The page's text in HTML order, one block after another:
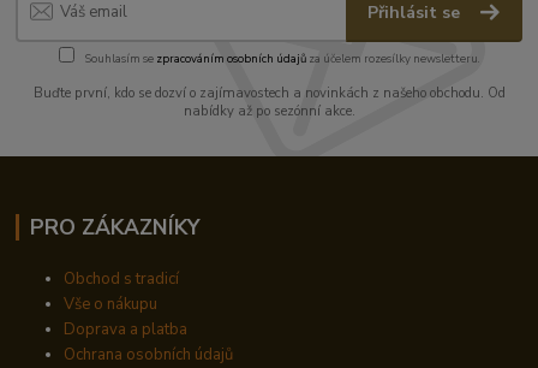
Přihlásit se
Souhlasím se zpracováním osobních údajůza účelem rozesílky newsletteru.
Buďte první, kdo se dozví o zajímavostech a novinkách z našeho obchodu. Od
nabídky až po sezónní akce.
PRO ZÁKAZNÍKY
Obchod s tradicí
Vše o nákupu
Doprava a platba
Ochrana osobních údajů